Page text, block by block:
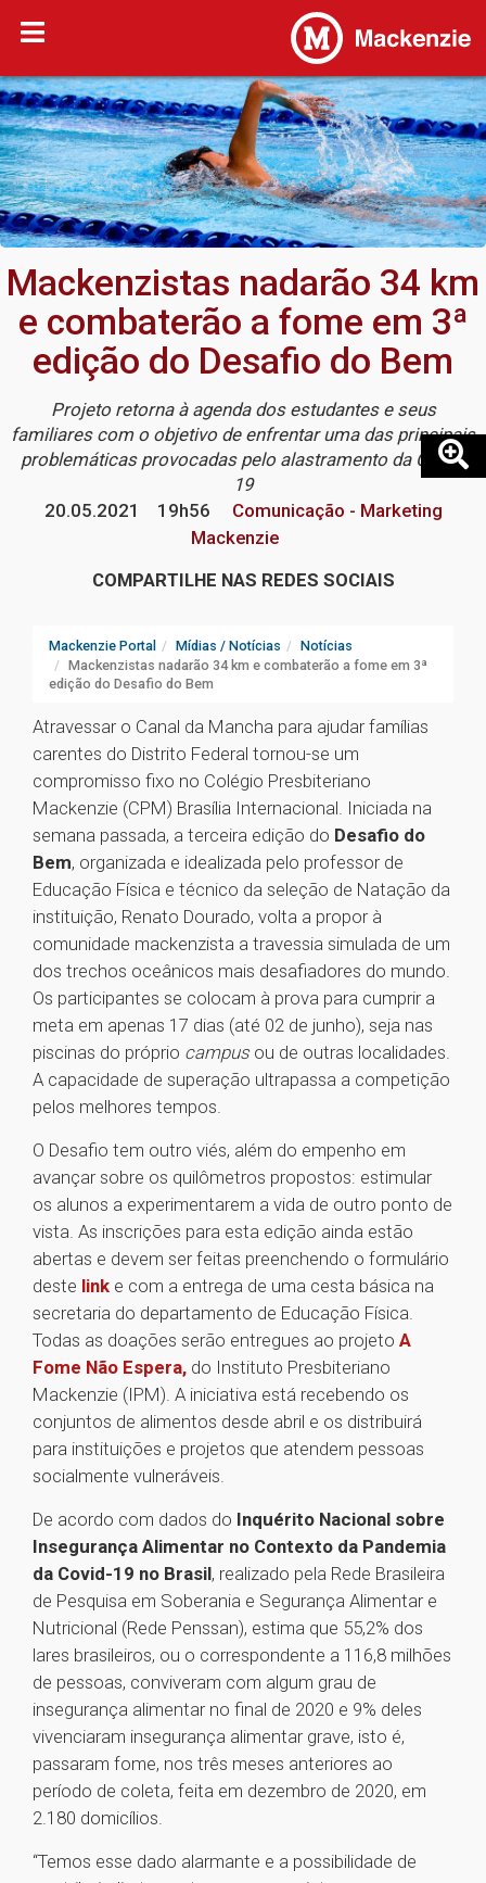
Mackenzistas nadarão 34 km
e combaterão a fome em 3ª
edição do Desafio do Bem
Projeto retorna à agenda dos estudantes e seus
familiares com o objetivo de enfrentar uma das principais
problemáticas provocadas pelo alastramento da Covid-
19
20.05.2021
19h56
Comunicação - Marketing
Mackenzie
COMPARTILHE NAS REDES SOCIAIS
Mackenzie Portal Mídias / Notícias
Notícias
Mackenzistas nadarão 34 km e combaterão a fome em 3ª
edição do Desafio do Bem
Atravessar o Canal da Mancha para ajudar famílias
carentes do Distrito Federal tornou-se um
compromisso fixo no Colégio Presbiteriano
Mackenzie (CPM) Brasília Internacional. Iniciada na
semana passada, a terceira edição do Desafio do
Bem, organizada e idealizada pelo professor de
Educação Física e técnico da seleção de Natação da
instituição, Renato Dourado, volta a propor à
comunidade mackenzista a travessia simulada de um
dos trechos oceânicos mais desafiadores do mundo.
Os participantes se colocam à prova para cumprir a
meta em apenas 17 dias (até 02 de junho), seja nas
piscinas do próprio campus ou de outras localidades.
A capacidade de superação ultrapassa a competição
pelos melhores tempos.
O Desafio tem outro viés, além do empenho em
avançar sobre os quilômetros propostos: estimular
os alunos a experimentarem a vida de outro ponto de
vista. As inscrições para esta edição ainda estão
abertas e devem ser feitas preenchendo o formulário
deste link e com a entrega de uma cesta básica na
secretaria do departamento de Educação Física.
Todas as doações serão entregues ao projeto A
Fome Não Espera, do Instituto Presbiteriano
Mackenzie (IPM). A iniciativa está recebendo os
conjuntos de alimentos desde abril e os distribuirá
para instituições e projetos que atendem pessoas
socialmente vulneráveis.
De acordo com dados do Inquérito Nacional sobre
Insegurança Alimentar no Contexto da Pandemia
da Covid-19 no Brasil, realizado pela Rede Brasileira
de Pesquisa em Soberania e Segurança Alimentar e
Nutricional (Rede Penssan), estima que 55,2% dos
lares brasileiros, ou o correspondente a 116,8 milhões
de pessoas, conviveram com algum grau de
insegurança alimentar no final de 2020 e 9% deles
vivenciaram insegurança alimentar grave, isto é,
passaram fome, nos três meses anteriores ao
período de coleta, feita em dezembro de 2020, em
2.180 domicílios.
“Temos esse dado alarmante e a possibilidade de